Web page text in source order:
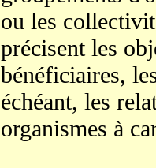
ou les
précisent les
bénéficiaires,
échéant, les
organismes à